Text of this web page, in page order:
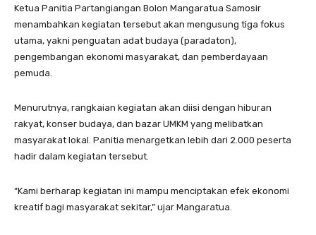
Ketua Panitia Partangiangan Bolon Mangaratua Samosir
menambahkan kegiatan tersebut akan mengusung tiga fokus
utama, yakni penguatan adat budaya (paradaton),
pengembangan ekonomi masyarakat, dan pemberdayaan
pemuda.
Menurutnya, rangkaian kegiatan akan diisi dengan hiburan
rakyat, konser budaya, dan bazar UMKM yang melibatkan
masyarakat lokal. Panitia menargetkan lebih dari 2.000 peserta
hadir dalam kegiatan tersebut.
“Kami berharap kegiatan ini mampu menciptakan efek ekonomi
kreatif bagi masyarakat sekitar,” ujar Mangaratua.